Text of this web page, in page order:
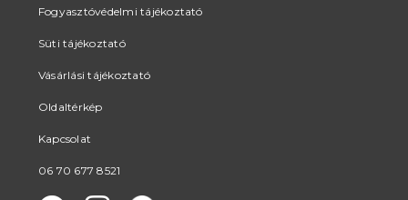
Fogyasztóvédelmi tájékoztató
Süti tájékoztató
Vásárlási tájékoztató
Oldaltérkép
Kapcsolat
06 70 677 8521